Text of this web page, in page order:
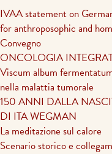
IVAA statement on
for anthroposophic and
Convegno
ONCOLOGIA
Viscum album
nella malattia tumorale
150 ANNI DALLA
DI ITA WEGMAN
La meditazione sul calore
Scenario storico e